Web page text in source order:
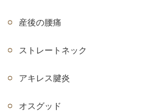
産後の腰痛
ストレートネック
アキレス腱炎
オスグッド